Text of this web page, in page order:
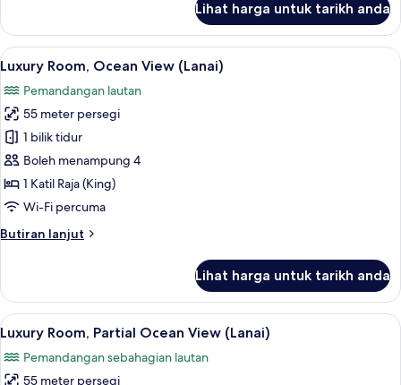
Room,
Garden
View
(Lanai)
Lihat harga untuk tarikh anda
Lihat
semua
foto
untuk
Luxury
Room,
Ocean
View
Luxury Room, Ocean View (Lanai) |
5
Luxury Room, Ocean View (Lanai)
Pemandangan lautan
55 meter persegi
1 bilik tidur
Boleh menampung 4
1 Katil Raja (King)
Wi-Fi percuma
Butiran lanjut
Butiran
Room,
Ocean
View
(Lanai)
Lihat harga untuk tarikh anda
Lihat
semua
foto
Bar mini, peti besi dalam bilik, meja,
5
Luxury Room, Partial Ocean View (Lanai)
Pemandangan sebahagian lautan
55 meter persegi